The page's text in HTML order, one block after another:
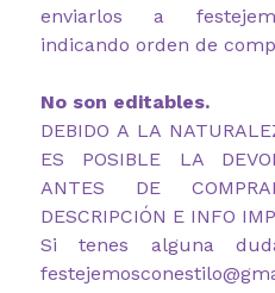
enviarlos a
indicando orden de
No son editables.
DEBIDO A LA
ES POSIBLE LA
ANTES DE
DESCRIPCIÓN E INFO
Si tenes alguna